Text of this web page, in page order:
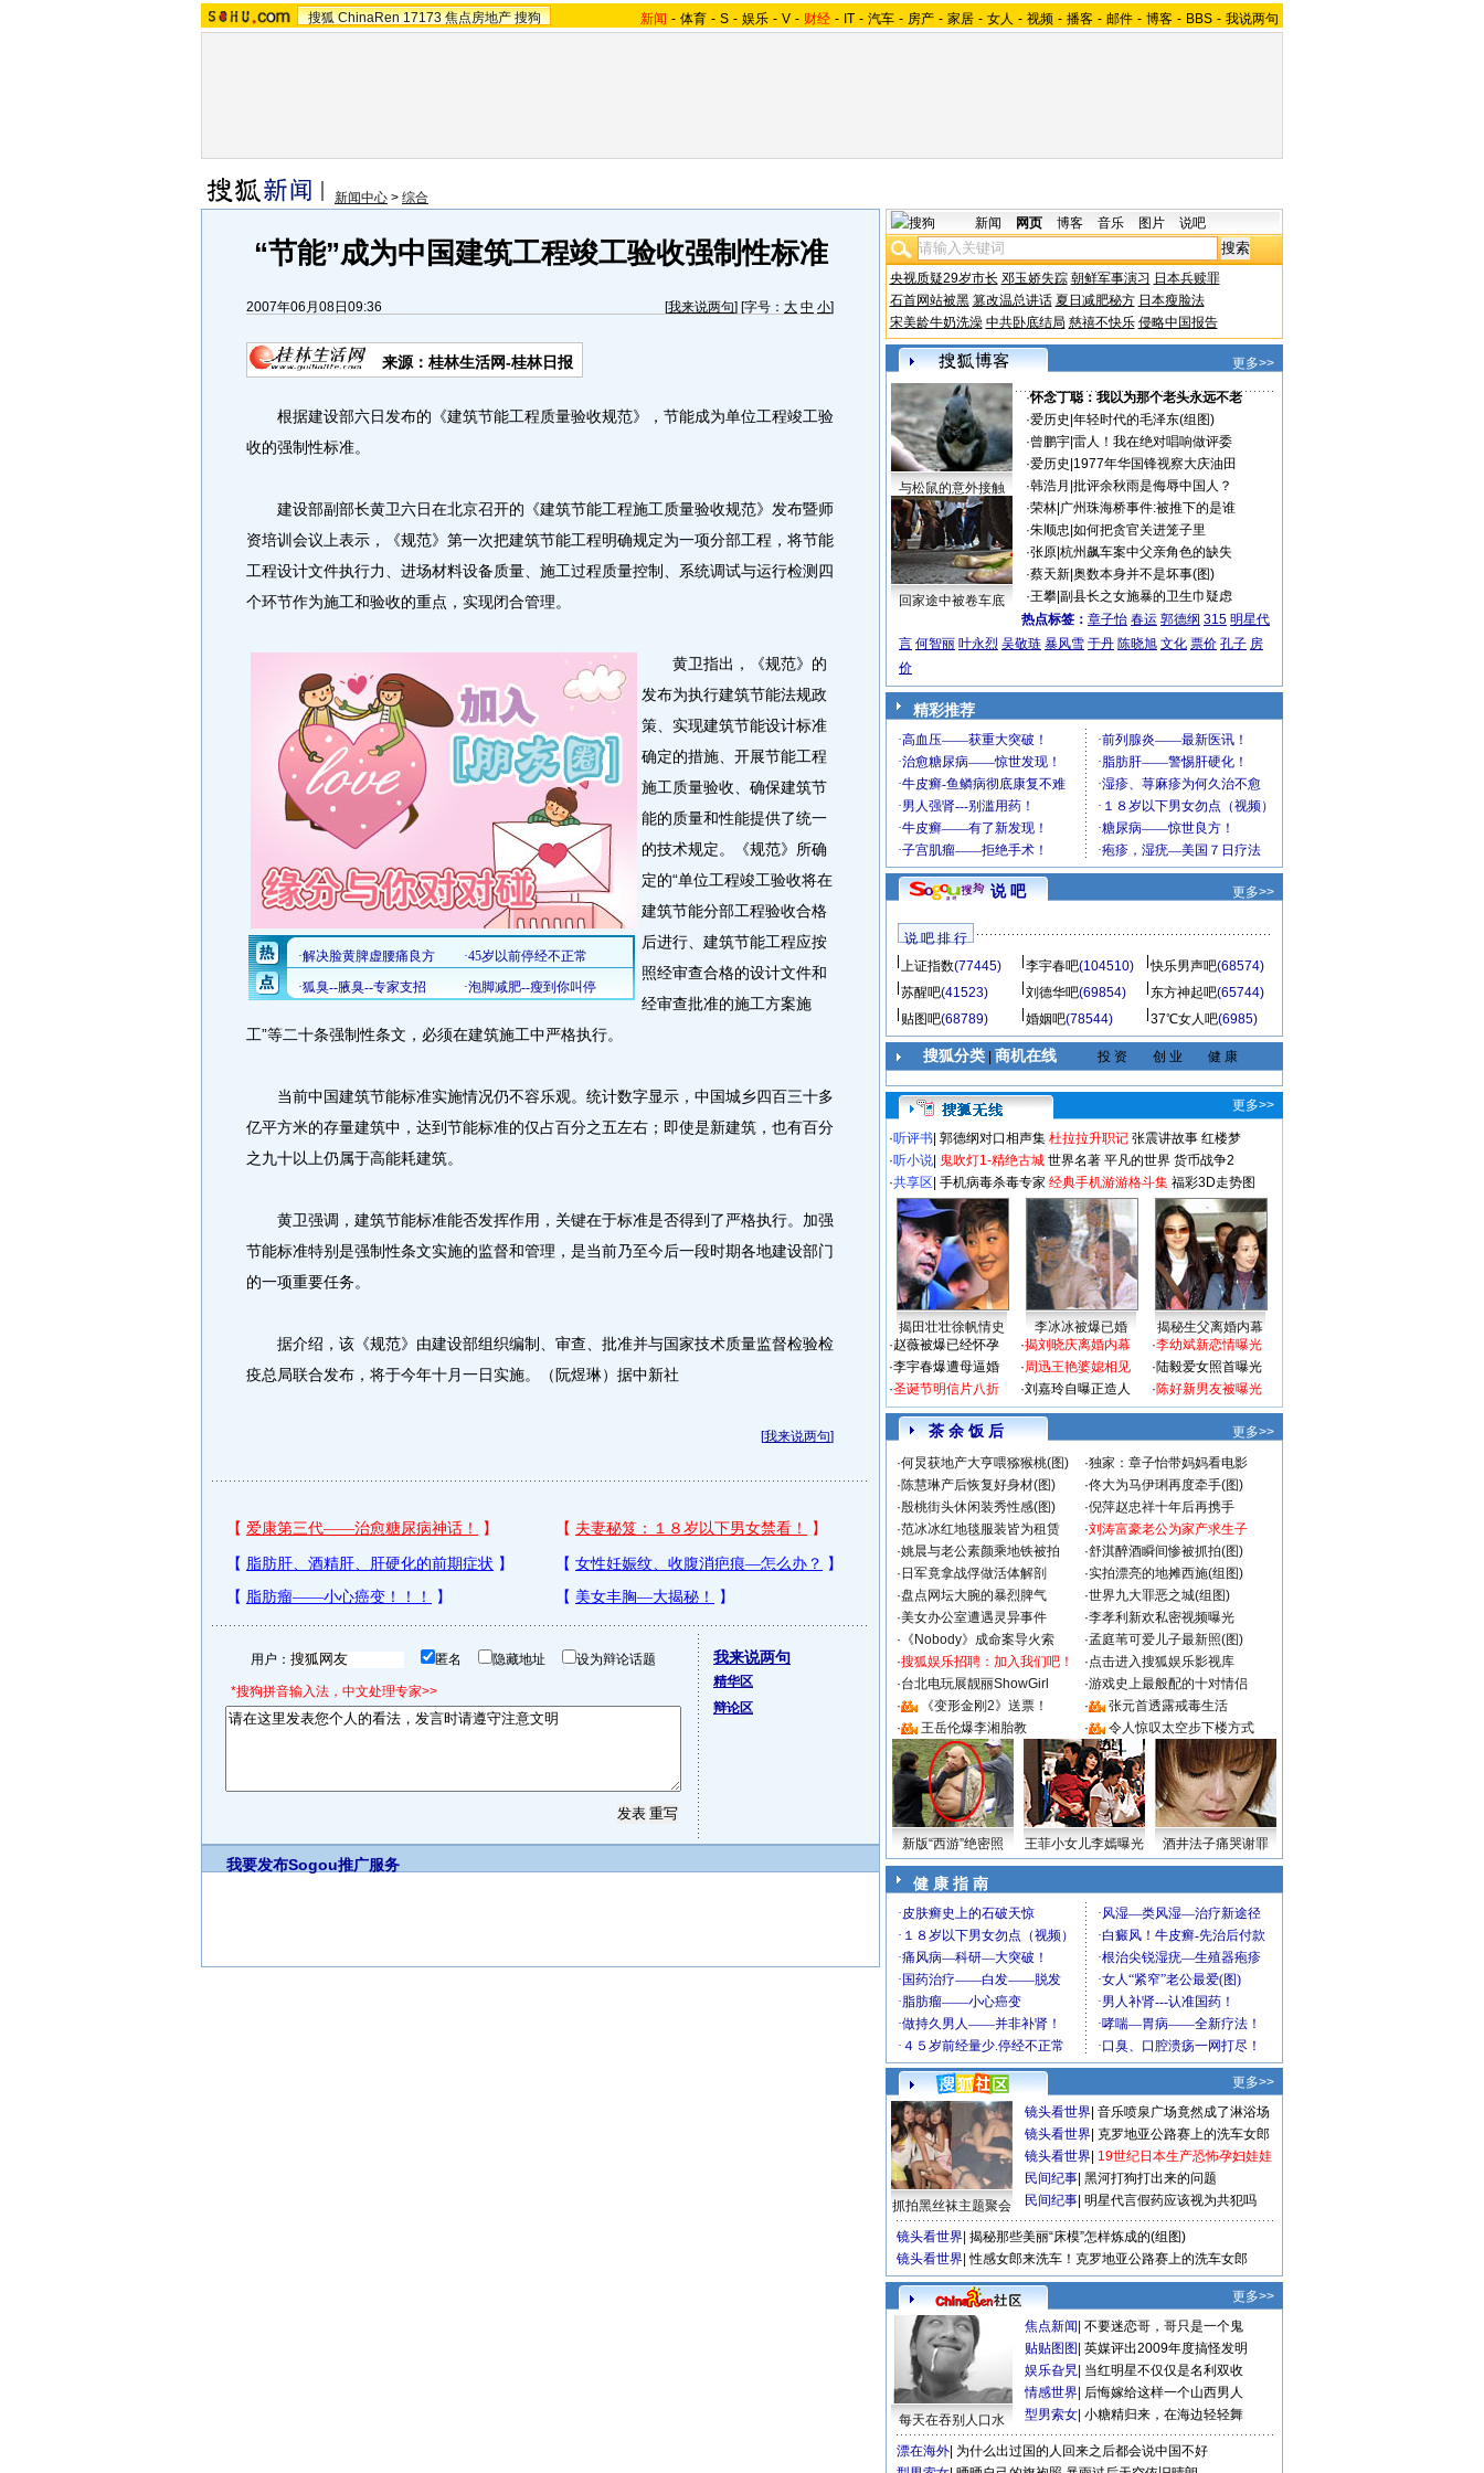
搜狐 ChinaRen 17173 焦点房地产 搜狗 新闻 - 体育 - S - 娱乐 - V - 财经 - IT - 汽车 - 房产 - 家居 - 女人 - 视频 - 播客 - 邮件 - 博客 - BBS - 我说两句
新闻中心 > 综合
“节能”成为中国建筑工程竣工验收强制性标准
2007年06月08日09:36 [我来说两句] [字号： 大 中 小]
来源：桂林生活网-桂林日报
根据建设部六日发布的《建筑节能工程质量验收规范》，节能成为单位工程竣工验
收的强制性标准。
建设部副部长黄卫六日在北京召开的《建筑节能工程施工质量验收规范》发布暨师
资培训会议上表示，《规范》第一次把建筑节能工程明确规定为一项分部工程，将节能
工程设计文件执行力、进场材料设备质量、施工过程质量控制、系统调试与运行检测四
个环节作为施工和验收的重点，实现闭合管理。
黄卫指出，《规范》的
发布为执行建筑节能法规政
策、实现建筑节能设计标准
确定的措施、开展节能工程
施工质量验收、确保建筑节
能的质量和性能提供了统一
的技术规定。《规范》所确
定的“单位工程竣工验收将在
建筑节能分部工程验收合格
后进行、建筑节能工程应按
照经审查合格的设计文件和
经审查批准的施工方案施
工”等二十条强制性条文，必须在建筑施工中严格执行。
当前中国建筑节能标准实施情况仍不容乐观。统计数字显示，中国城乡四百三十多
亿平方米的存量建筑中，达到节能标准的仅占百分之五左右；即使是新建筑，也有百分
之九十以上仍属于高能耗建筑。
黄卫强调，建筑节能标准能否发挥作用，关键在于标准是否得到了严格执行。加强
节能标准特别是强制性条文实施的监督和管理，是当前乃至今后一段时期各地建设部门
的一项重要任务。
据介绍，该《规范》由建设部组织编制、审查、批准并与国家技术质量监督检验检
疫总局联合发布，将于今年十月一日实施。（阮煜琳）据中新社
[我来说两句]
用户： 匿名 隐藏地址 设为辩论话题
*搜狗拼音输入法，中文处理专家>>
我来说两句
精华区
辩论区
我要发布Sogou推广服务
新闻 网页 博客 音乐 图片 说吧
央视质疑29岁市长 邓玉娇失踪 朝鲜军事演习 日本兵赎罪
石首网站被黑 篡改温总讲话 夏日减肥秘方 日本瘦脸法
宋美龄牛奶洗澡 中共卧底结局 慈禧不快乐 侵略中国报告
更多>>
与松鼠的意外接触
回家途中被卷车底
·怀念丁聪：我以为那个老头永远不老
·爱历史 年轻时代的毛泽东(组图)
·曾鹏宇| 雷人！我在绝对唱响做评委
·爱历史 1977年华国锋视察大庆油田
·韩浩月 批评余秋雨是侮辱中国人？
·荣林| 广州珠海桥事件:被推下的是谁
·朱顺忠 如何把贪官关进笼子里
·张原| 杭州飙车案中父亲角色的缺失
·蔡天新| 奥数本身并不是坏事(图)
·王攀| 副县长之女施暴的卫生巾疑虑
热点标签： 章子怡 春运 郭德纲 315 明星代
言 何智丽 叶永烈 吴敬琏 暴风雪 于丹 陈晓旭 文化 票价 孔子 房
价
精彩推荐
说 吧 更多>>
说 吧 排 行
上证指数(77445) 李宇春吧(104510) 快乐男声吧(68574)
苏醒吧(41523) 刘德华吧(69854) 东方神起吧(65744)
贴图吧(68789) 婚姻吧(78544) 37℃女人吧(6985)
搜狐分类| 商机在线 投 资 创 业 健 康
更多>>
·听评书 郭德纲对口相声集 杜拉拉升职记 张震讲故事 红楼梦
·听小说 鬼吹灯1-精绝古城 世界名著 平凡的世界 货币战争2
·共享区 手机病毒杀毒专家 经典手机游游格斗集 福彩3D走势图
揭田壮壮徐帆情史 李冰冰被爆已婚
揭秘生父离婚内幕
·赵薇被爆已经怀孕
·李宇春爆遭母逼婚
·圣诞节明信片八折
·揭刘晓庆离婚内幕
·周迅王艳婆媳相见
·刘嘉玲自曝正造人
·李幼斌新恋情曝光
·陆毅爱女照首曝光
·陈好新男友被曝光
茶 余 饭 后
更多>>
·何炅获地产大亨喂猕猴桃(图) ·独家：章子怡带妈妈看电影
·陈慧琳产后恢复好身材(图) ·佟大为马伊琍再度牵手(图)
·殷桃街头休闲装秀性感(图) ·倪萍赵忠祥十年后再携手
·范冰冰红地毯服装皆为租赁 ·刘涛富豪老公为家产求生子
·姚晨与老公素颜乘地铁被拍 ·舒淇醉酒瞬间惨被抓拍(图)
· 日军竟拿战俘做活体解剖 ·实拍漂亮的地摊西施(组图)
·盘点网坛大腕的暴烈脾气 ·世界九大罪恶之城(组图)
·美女办公室遭遇灵异事件 ·李孝利新欢私密视频曝光
· 《Nobody》成命案导火索 ·孟庭苇可爱儿子最新照(图)
·搜狐娱乐招聘：加入我们吧！ ·点击进入搜狐娱乐影视库
·台北电玩展靓丽ShowGirl ·游戏史上最般配的十对情侣
·
《变形金刚2》送票！ ·
张元首透露戒毒生活
·
王岳伦爆李湘胎教 · 令人惊叹太空步下楼方式
新版“西游”绝密照 王菲小女儿李嫣曝光 酒井法子痛哭谢罪
健 康 指 南
更多>>
抓拍黑丝袜主题聚会
镜头看世界 音乐喷泉广场竟然成了淋浴场
镜头看世界 克罗地亚公路赛上的洗车女郎
镜头看世界 19世纪日本生产恐怖孕妇娃娃
民间纪事 黑河打狗打出来的问题
民间纪事 明星代言假药应该视为共犯吗
镜头看世界 揭秘那些美丽“床模”怎样炼成的(组图)
镜头看世界 性感女郎来洗车！克罗地亚公路赛上的洗车女郎
更多>>
每天在吞别人口水
焦点新闻 不要迷恋哥，哥只是一个鬼
贴贴图图 英媒评出2009年度搞怪发明
娱乐旮旯 当红明星不仅仅是名利双收
情感世界 后悔嫁给这样一个山西男人
型男索女 小糖精归来，在海边轻轻舞
漂在海外 为什么出过国的人回来之后都会说中国不好